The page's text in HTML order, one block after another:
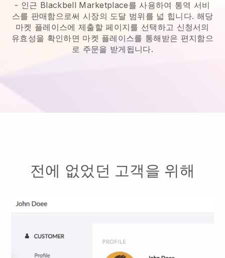
- 인근 Blackbell Marketplace를 사용하여 통역 서비
스를 판매함으로써 시장의 도달 범위를 넓 힙니다. 해당
마켓 플레이스에 제출할 페이지를 선택하고 신청서의
유효성을 확인하면 마켓 플레이스를 통해받은 편지함으
로 주문을 받게됩니다.
전에 없었던 고객을 위해